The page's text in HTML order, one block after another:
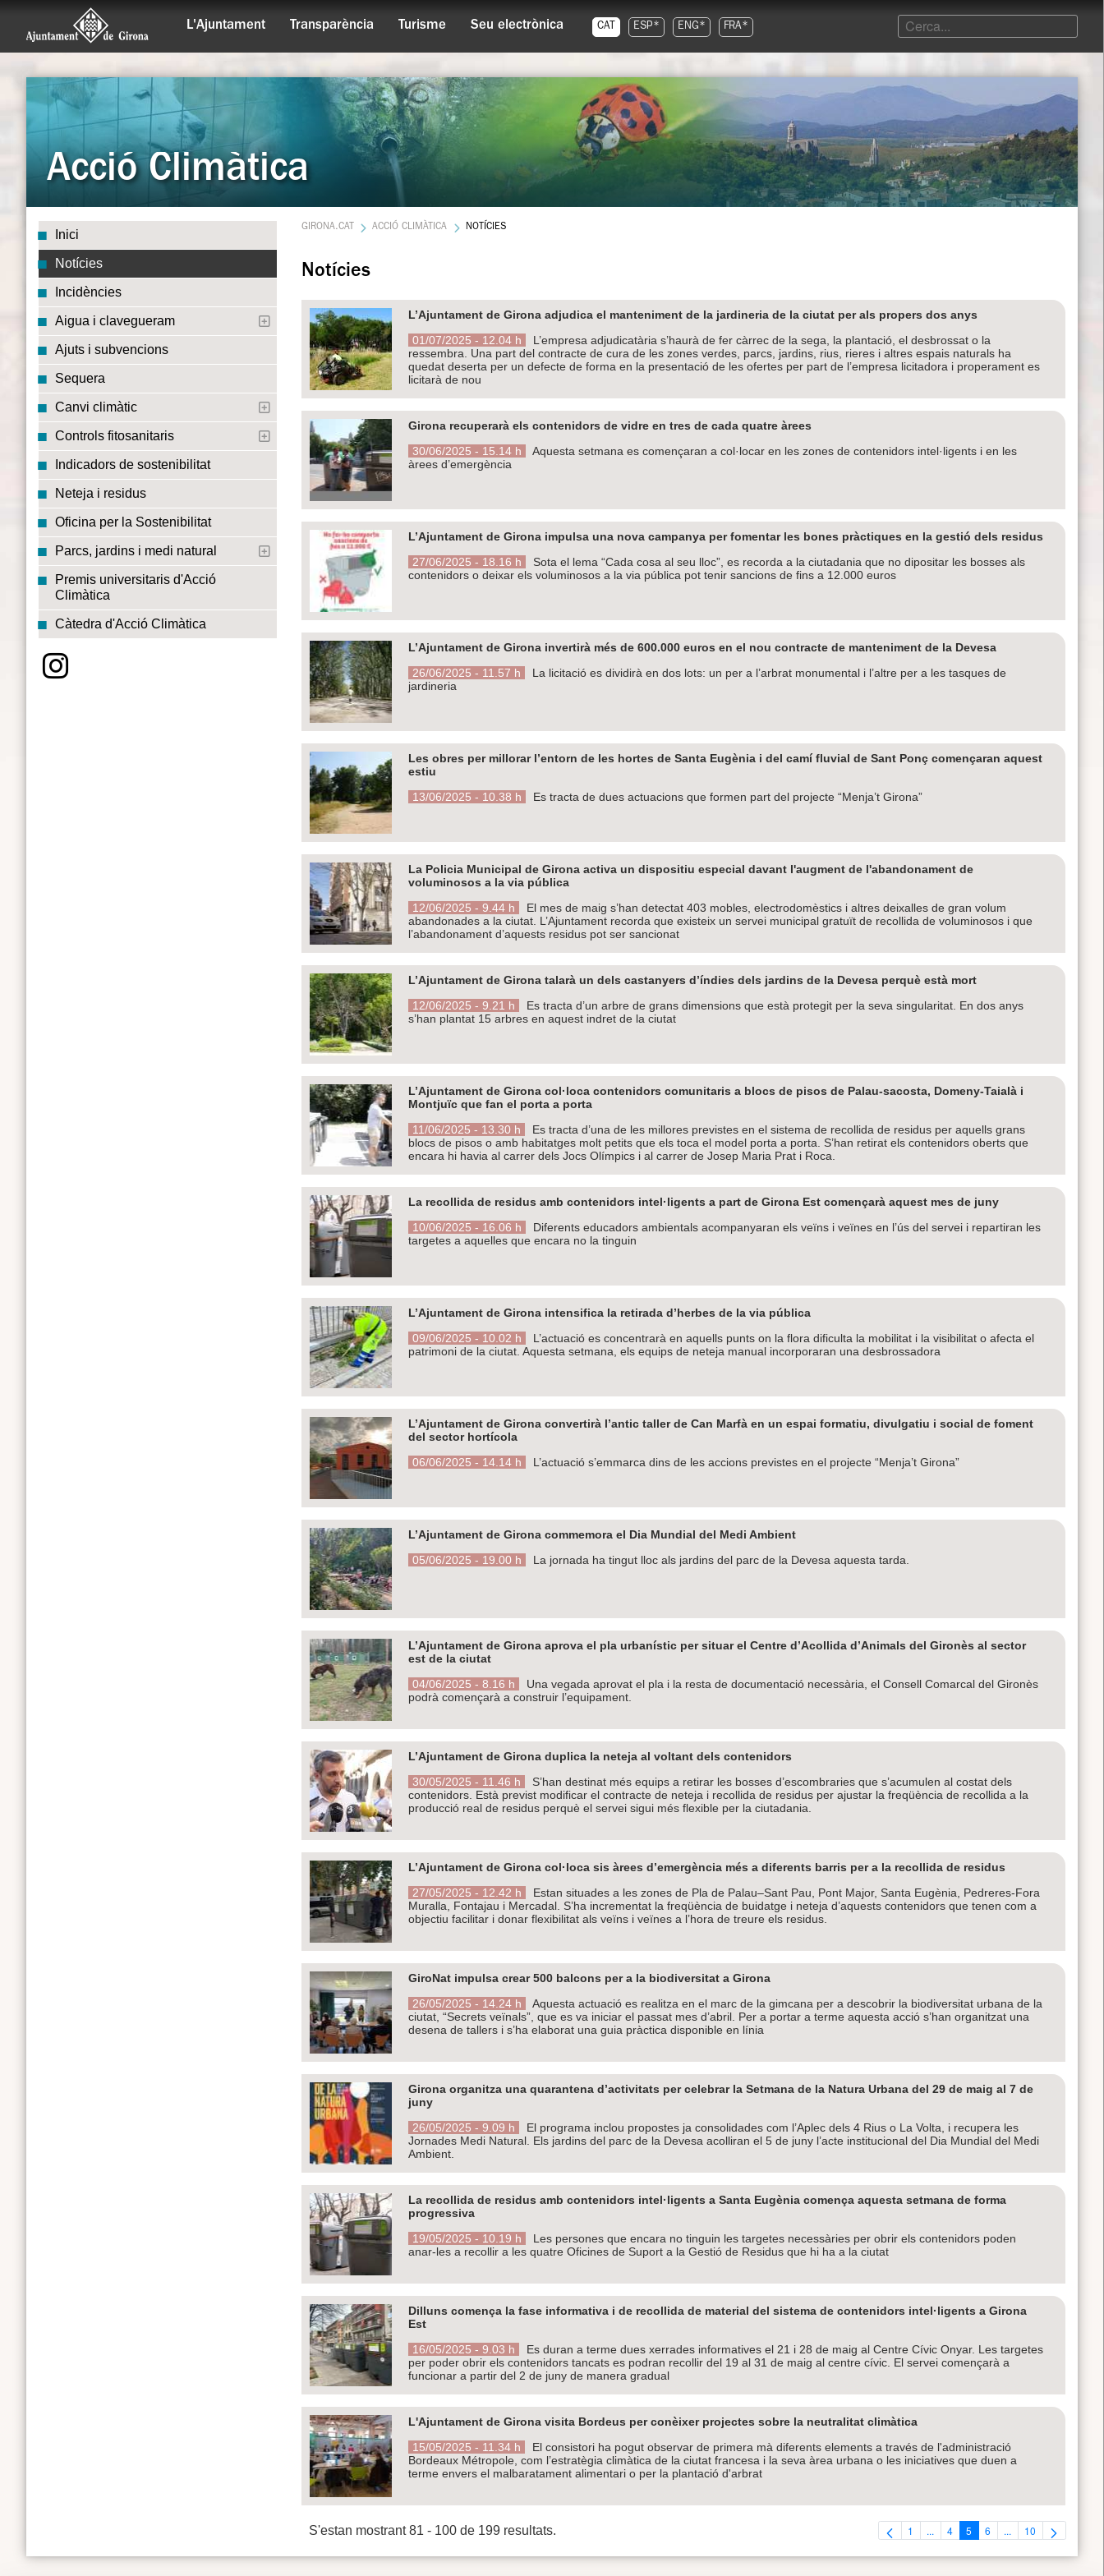
L'Ajuntament Transparència Turisme Seu electrònica CAT ESP* ENG* FRA*
Acció Climàtica
Inici
Notícies
Incidències
Aigua i clavegueram
Ajuts i subvencions
Sequera
Canvi climàtic
Controls fitosanitaris
Indicadors de sostenibilitat
Neteja i residus
Oficina per la Sostenibilitat
Parcs, jardins i medi natural
Premis universitaris d'Acció
Climàtica
Càtedra d'Acció Climàtica
GIRONA.CAT ACCIÓ CLIMÀTICA NOTÍCIES
Notícies
L’Ajuntament de Girona adjudica el manteniment de la jardineria de la ciutat per als propers dos anys
01/07/2025 - 12.04 h
L’empresa adjudicatària s’haurà de fer càrrec de la sega, la plantació, el desbrossat o la
ressembra. Una part del contracte de cura de les zones verdes, parcs, jardins, rius, rieres i altres espais naturals ha
quedat deserta per un defecte de forma en la presentació de les ofertes per part de l’empresa licitadora i properament es
licitarà de nou
Girona recuperarà els contenidors de vidre en tres de cada quatre àrees
30/06/2025 - 15.14 h
Aquesta setmana es començaran a col·locar en les zones de contenidors intel·ligents i en les
àrees d’emergència
L’Ajuntament de Girona impulsa una nova campanya per fomentar les bones pràctiques en la gestió dels residus
27/06/2025 - 18.16 h
Sota el lema “Cada cosa al seu lloc”, es recorda a la ciutadania que no dipositar les bosses als
contenidors o deixar els voluminosos a la via pública pot tenir sancions de fins a 12.000 euros
L’Ajuntament de Girona invertirà més de 600.000 euros en el nou contracte de manteniment de la Devesa
26/06/2025 - 11.57 h
La licitació es dividirà en dos lots: un per a l’arbrat monumental i l’altre per a les tasques de
jardineria
Les obres per millorar l’entorn de les hortes de Santa Eugènia i del camí fluvial de Sant Ponç començaran aquest
estiu
13/06/2025 - 10.38 h
Es tracta de dues actuacions que formen part del projecte “Menja’t Girona”
La Policia Municipal de Girona activa un dispositiu especial davant l'augment de l'abandonament de
voluminosos a la via pública
12/06/2025 - 9.44 h
El mes de maig s’han detectat 403 mobles, electrodomèstics i altres deixalles de gran volum
abandonades a la ciutat. L’Ajuntament recorda que existeix un servei municipal gratuït de recollida de voluminosos i que
l’abandonament d’aquests residus pot ser sancionat
L’Ajuntament de Girona talarà un dels castanyers d’índies dels jardins de la Devesa perquè està mort
12/06/2025 - 9.21 h
Es tracta d’un arbre de grans dimensions que està protegit per la seva singularitat. En dos anys
s’han plantat 15 arbres en aquest indret de la ciutat
L’Ajuntament de Girona col·loca contenidors comunitaris a blocs de pisos de Palau-sacosta, Domeny-Taialà i
Montjuïc que fan el porta a porta
11/06/2025 - 13.30 h
Es tracta d’una de les millores previstes en el sistema de recollida de residus per aquells grans
blocs de pisos o amb habitatges molt petits que els toca el model porta a porta. S’han retirat els contenidors oberts que
encara hi havia al carrer dels Jocs Olímpics i al carrer de Josep Maria Prat i Roca.
La recollida de residus amb contenidors intel·ligents a part de Girona Est començarà aquest mes de juny
10/06/2025 - 16.06 h
Diferents educadors ambientals acompanyaran els veïns i veïnes en l’ús del servei i repartiran les
targetes a aquelles que encara no la tinguin
L’Ajuntament de Girona intensifica la retirada d’herbes de la via pública
09/06/2025 - 10.02 h
L’actuació es concentrarà en aquells punts on la flora dificulta la mobilitat i la visibilitat o afecta el
patrimoni de la ciutat. Aquesta setmana, els equips de neteja manual incorporaran una desbrossadora
L’Ajuntament de Girona convertirà l’antic taller de Can Marfà en un espai formatiu, divulgatiu i social de foment
del sector hortícola
06/06/2025 - 14.14 h
L’actuació s’emmarca dins de les accions previstes en el projecte “Menja’t Girona”
L’Ajuntament de Girona commemora el Dia Mundial del Medi Ambient
05/06/2025 - 19.00 h
La jornada ha tingut lloc als jardins del parc de la Devesa aquesta tarda.
L’Ajuntament de Girona aprova el pla urbanístic per situar el Centre d’Acollida d’Animals del Gironès al sector
est de la ciutat
04/06/2025 - 8.16 h
Una vegada aprovat el pla i la resta de documentació necessària, el Consell Comarcal del Gironès
podrà començarà a construir l’equipament.
L’Ajuntament de Girona duplica la neteja al voltant dels contenidors
30/05/2025 - 11.46 h
S’han destinat més equips a retirar les bosses d’escombraries que s’acumulen al costat dels
contenidors. Està previst modificar el contracte de neteja i recollida de residus per ajustar la freqüència de recollida a la
producció real de residus perquè el servei sigui més flexible per la ciutadania.
L’Ajuntament de Girona col·loca sis àrees d’emergència més a diferents barris per a la recollida de residus
27/05/2025 - 12.42 h
Estan situades a les zones de Pla de Palau–Sant Pau, Pont Major, Santa Eugènia, Pedreres-Fora
Muralla, Fontajau i Mercadal. S’ha incrementat la freqüència de buidatge i neteja d’aquests contenidors que tenen com a
objectiu facilitar i donar flexibilitat als veïns i veïnes a l’hora de treure els residus.
GiroNat impulsa crear 500 balcons per a la biodiversitat a Girona
26/05/2025 - 14.24 h
Aquesta actuació es realitza en el marc de la gimcana per a descobrir la biodiversitat urbana de la
ciutat, “Secrets veïnals”, que es va iniciar el passat mes d’abril. Per a portar a terme aquesta acció s’han organitzat una
desena de tallers i s’ha elaborat una guia pràctica disponible en línia
Girona organitza una quarantena d’activitats per celebrar la Setmana de la Natura Urbana del 29 de maig al 7 de
juny
26/05/2025 - 9.09 h
El programa inclou propostes ja consolidades com l’Aplec dels 4 Rius o La Volta, i recupera les
Jornades Medi Natural. Els jardins del parc de la Devesa acolliran el 5 de juny l’acte institucional del Dia Mundial del Medi
Ambient.
La recollida de residus amb contenidors intel·ligents a Santa Eugènia comença aquesta setmana de forma
progressiva
19/05/2025 - 10.19 h
Les persones que encara no tinguin les targetes necessàries per obrir els contenidors poden
anar-les a recollir a les quatre Oficines de Suport a la Gestió de Residus que hi ha a la ciutat
Dilluns comença la fase informativa i de recollida de material del sistema de contenidors intel·ligents a Girona
Est
16/05/2025 - 9.03 h
Es duran a terme dues xerrades informatives el 21 i 28 de maig al Centre Cívic Onyar. Les targetes
per poder obrir els contenidors tancats es podran recollir del 19 al 31 de maig al centre cívic. El servei començarà a
funcionar a partir del 2 de juny de manera gradual
L'Ajuntament de Girona visita Bordeus per conèixer projectes sobre la neutralitat climàtica
15/05/2025 - 11.34 h
El consistori ha pogut observar de primera mà diferents elements a través de l'administració
Bordeaux Métropole, com l’estratègia climàtica de la ciutat francesa i la seva àrea urbana o les iniciatives que duen a
terme envers el malbaratament alimentari o per la plantació d'arbrat
S'estan mostrant 81 - 100 de 199 resultats. Pàgina
1 ...Pàgines intermèdies Utilitzeu TAB per
Pàgina
4 Pàgina
5 Pàgina
6 ...Pàgines intermèdies
Pàgina
10